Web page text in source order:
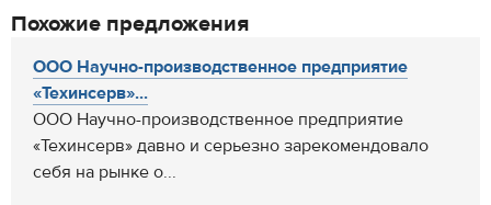
Похожие предложения
ООО Научно-производственное предприятие
«Техинсерв»...
ООО Научно-производственное предприятие
«Техинсерв» давно и серьезно зарекомендовало
себя на рынке о...